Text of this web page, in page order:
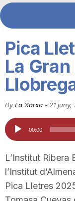
C
u
t
Pica
La
By La Xarxa - 21 juny,
Reproductor
d'àudio
00:00
L’Institut Ribera
l’Institut
Pica Lletres